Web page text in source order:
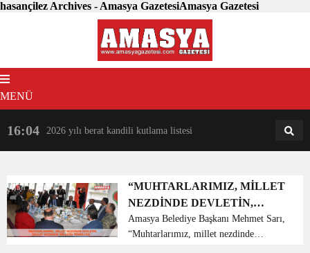
hasançilez Archives - Amasya GazetesiAmasya Gazetesi
MENÜ
16:04 2026 yılı berat kandili kutlama listesi 18:31
“MUHTARLARIMIZ, MİLLET
NEZDİNDE DEVLETİN,
DEVLET NEZDİNDE
MİLLETİN TEMSİLCİSİ.”
Amasya Belediye Başkanı Mehmet Sarı,
“Muhtarlarımız, millet nezdinde